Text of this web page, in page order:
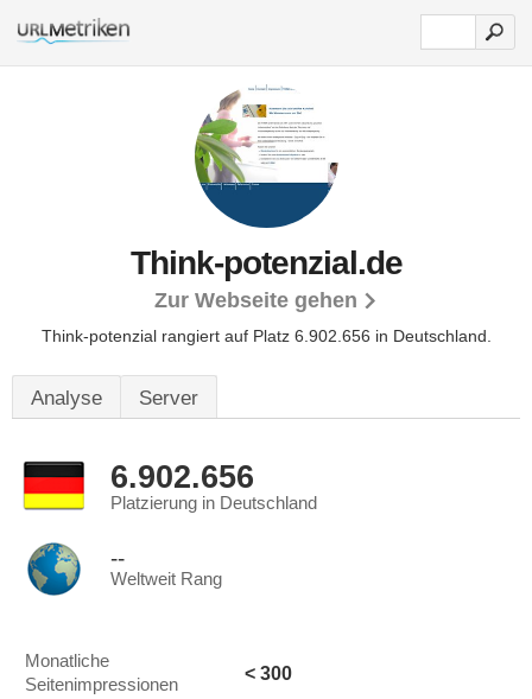
Think-potenzial.de
Zur Webseite gehen
Think-potenzial rangiert auf Platz 6.902.656 in Deutschland.
Analyse Server
6.902.656
Platzierung in Deutschland
--
Weltweit Rang
Monatliche
Seitenimpressionen
< 300